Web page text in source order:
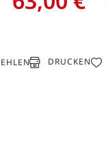
DRUCKEN